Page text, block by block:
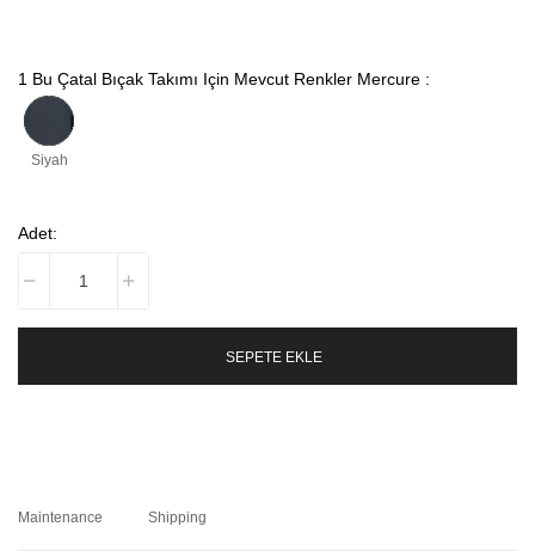
1 Bu Çatal Bıçak Takımı Için Mevcut Renkler Mercure :
Siyah
Adet:
SEPETE EKLE
Maintenance Shipping